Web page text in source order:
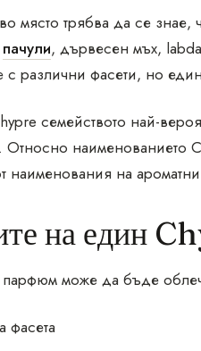
място трябва да се знае,
пачули, дървесен мъх,
с различни фасети, но
семейството най-
Относно наименованието
наименования на
на един
може да бъде
фасета